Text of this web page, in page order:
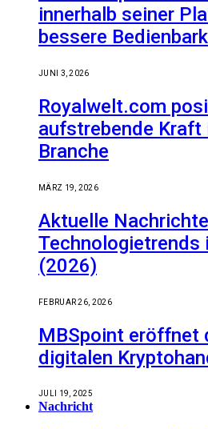
innerhalb seiner
bessere
JUNI 3, 2026
Royalwelt.com
aufstrebende Kraft
Branche
MÄRZ 19, 2026
Aktuelle
Technologietrends
(2026)
FEBRUAR 26, 2026
MBSpoint eröffnet
digitalen
JULI 19, 2025
Nachricht